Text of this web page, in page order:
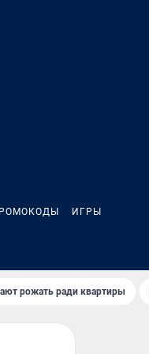
ИГРЫ
рожать ради квартиры